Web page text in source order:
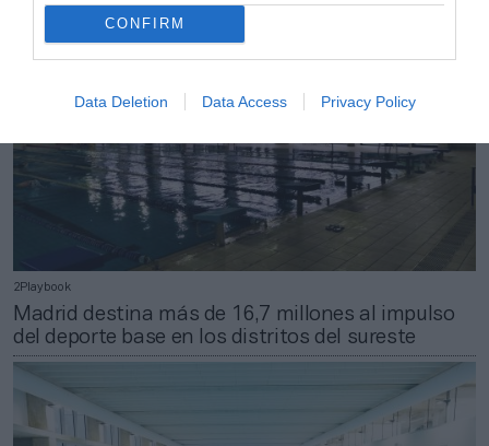
CONFIRM
Data Deletion Data Access Privacy Policy
2Playbook
Madrid destina más de 16,7 millones al impulso
del deporte base en los distritos del sureste